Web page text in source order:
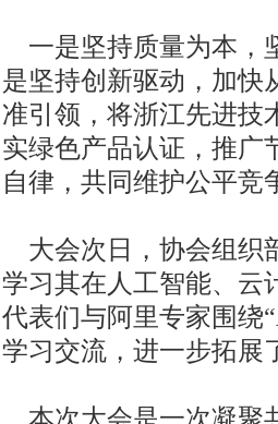
一是坚持质量为本，
是坚持创新驱动，加快
准引领，将浙江先进技
实绿色产品认证，推广
自律，共同维护公平竞
大会次日，协会组织
学习其在人工智能、云
代表们与阿里专家围绕
学习交流，进一步拓展
本次大会是一次凝聚